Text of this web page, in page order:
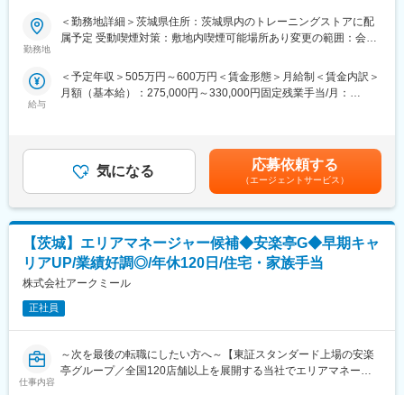
ていただきます。
■本ポジションの特徴（管理監督者）：
事業を推進する重要な役割です。
・裁量権の大きさ：勤務時間や休日の調整は、ご自身の裁量で柔
・充実したサポート：社宅／社用車も完備。あなたが成果を出す
ことに集中できるよう、環境面で最大限サポートします。
小売No1の実績を持つセブンイレブンでの店舗支援のお仕事で
す。
（以下、OFC)
加盟店と本部は「対等な関係」であり、指示命令権はないため、
■業務内容
担当エリア内の7～8店舗程度を受け持ち、以下のような店舗運営
支援を行います。
・商品構成・売場づくり・陳列方法の改善提案
・人員体制やオペレーション面のアドバイス
・店舗の売上・利益・来店状況など、経営データの分析
・オーナーとの定期的な打ち合わせ・目標設定のサポート
・施策実行後の効果検証・改善提案（PDCAを回す業務）
作り上げていくことが可能です。
・地域のスーパーの売り場チーフ、専門小売店の店長／SV 等、
勤務地
＜勤務地詳細＞茨城県住所：茨城県内のトレーニングストアに配
属予定 受動喫煙対策：敷地内喫煙可能場所あり変更の範囲：会社
給与
＜予定年収＞505万円～600万円＜賃金形態＞月給制＜賃金内訳＞
月額（基本給）：275,000円～330,000円固定残業手当/月：
目安の金額であり、選考を通じて上下する可能性があります。月
給(月額)は固定手当を含めた表記です。
気になる 応募依頼する
（エージェントサービス）
【茨城】エリアマネージャー候補◆安楽亭G◆早期キャ
リアUP/業績好調◎/年休120日/住宅・家族手当
株式会社アークミール
正社員
仕事内容
～次を最後の転職にしたい方へ～【東証スタンダード上場の安楽
亭グループ／全国120店舗以上を展開する当社でエリアマネージ